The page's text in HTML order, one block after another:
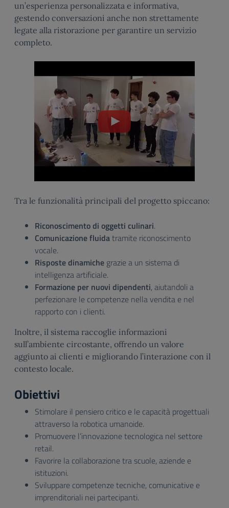
un’esperienza personalizzata e informativa,
gestendo conversazioni anche non strettamente
legate alla ristorazione per garantire un servizio
completo.
Tra le funzionalità principali del progetto spiccano:
Riconoscimento di oggetti culinari.
Comunicazione fluidatramite riconoscimento
vocale.
Risposte dinamiche grazie a un sistema di
intelligenza artificiale.
Formazione per nuovi dipendenti, aiutandoli a
perfezionare le competenze nella vendita e nel
rapporto con i clienti.
Inoltre, il sistema raccoglie informazioni
sull’ambiente circostante, offrendo un valore
aggiunto ai clienti e migliorando l’interazione con il
contesto locale.
Obiettivi
Stimolare il pensiero critico e le capacità progettuali
attraverso la robotica umanoide.
Promuovere l’innovazione tecnologica nel settore
retail.
Favorire la collaborazione tra scuole, aziende e
istituzioni.
Sviluppare competenze tecniche, comunicative e
imprenditoriali nei partecipanti.